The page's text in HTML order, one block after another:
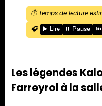
⏱️ Temps de lecture
🎧
▶️ Lire ⏸️ Pause ⏮️
Les légendes
Farreyrol à la